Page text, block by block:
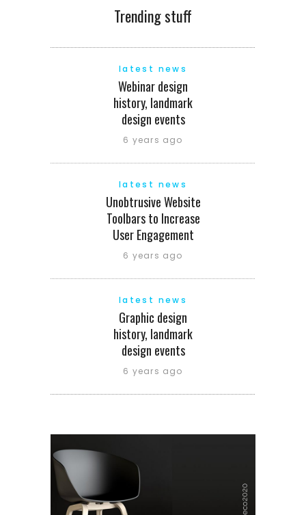
Trending stuff
latest news
Webinar design
history, landmark
design events
6 years ago
latest news
Unobtrusive Website
Toolbars to Increase
User Engagement
6 years ago
latest news
Graphic design
history, landmark
design events
6 years ago